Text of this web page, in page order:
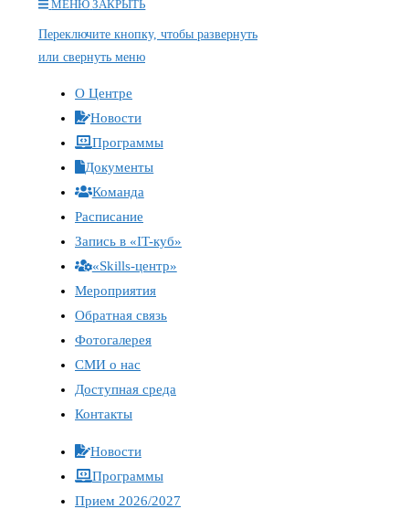
МЕНЮ ЗАКРЫТЬ
Переключите кнопку, чтобы развернуть
или свернуть меню
О Центре
Новости
Программы
Документы
Команда
Расписание
Запись в «IT-куб»
«Skills-центр»
Мероприятия
Обратная связь
Фотогалерея
СМИ о нас
Доступная среда
Контакты
Новости
Программы
Прием 2026/2027